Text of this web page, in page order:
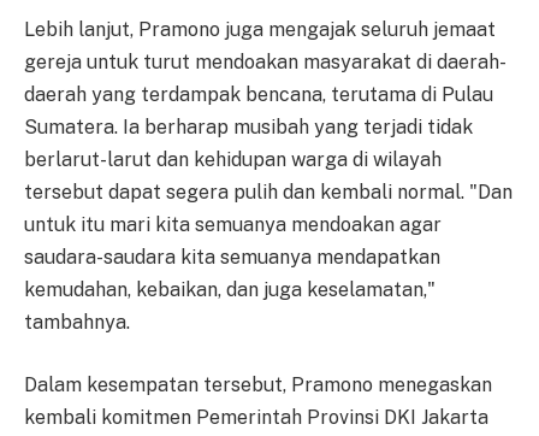
Lebih lanjut, Pramono juga mengajak seluruh jemaat
gereja untuk turut mendoakan masyarakat di daerah-
daerah yang terdampak bencana, terutama di Pulau
Sumatera. Ia berharap musibah yang terjadi tidak
berlarut-larut dan kehidupan warga di wilayah
tersebut dapat segera pulih dan kembali normal. "Dan
untuk itu mari kita semuanya mendoakan agar
saudara-saudara kita semuanya mendapatkan
kemudahan, kebaikan, dan juga keselamatan,"
tambahnya.
Dalam kesempatan tersebut, Pramono menegaskan
kembali komitmen Pemerintah Provinsi DKI Jakarta